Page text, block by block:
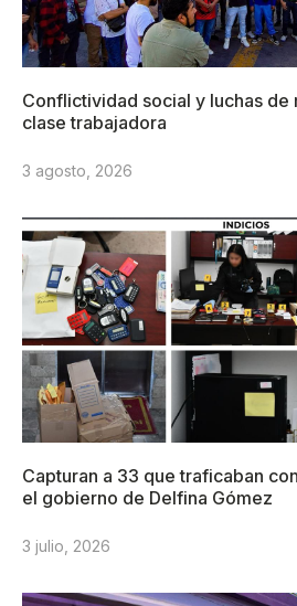
Conflictividad social y luchas de
clase trabajadora
3 agosto, 2026
Capturan a 33 que traficaban
el gobierno de Delfina Gómez
3 julio, 2026